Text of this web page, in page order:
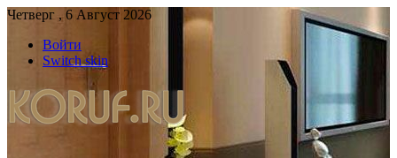
Четверг , 6 Август 2026
Войти
Switch skin